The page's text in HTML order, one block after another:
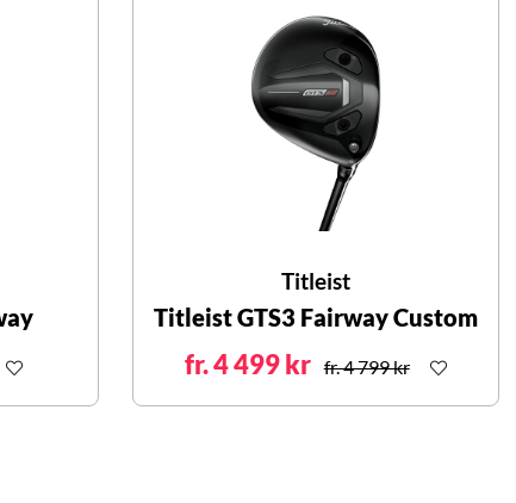
Titleist
Titleist GTS3 Fairway Custom
fr. 4 499 kr fr. 4 799 kr